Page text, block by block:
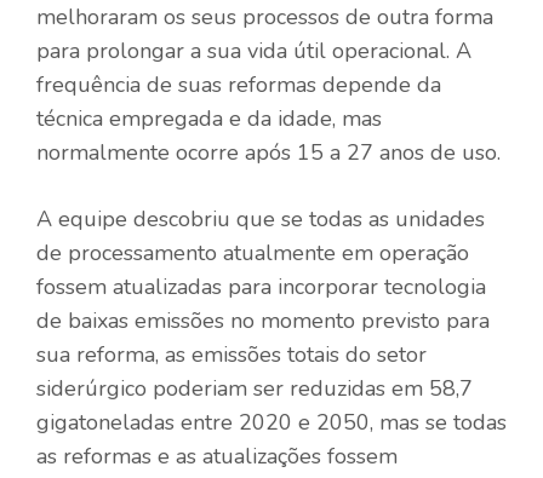
melhoraram os seus processos de outra forma
para prolongar a sua vida útil operacional. A
frequência de suas reformas depende da
técnica empregada e da idade, mas
normalmente ocorre após 15 a 27 anos de uso.
A equipe descobriu que se todas as unidades
de processamento atualmente em operação
fossem atualizadas para incorporar tecnologia
de baixas emissões no momento previsto para
sua reforma, as emissões totais do setor
siderúrgico poderiam ser reduzidas em 58,7
gigatoneladas entre 2020 e 2050, mas se todas
as reformas e as atualizações fossem